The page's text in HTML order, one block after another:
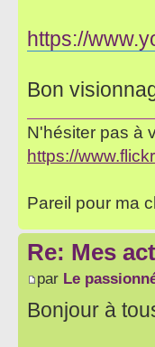
https://
Bon
N'hésiter pas à
https://
Pareil pour ma
Re: Mes
par Le
Bonjour à